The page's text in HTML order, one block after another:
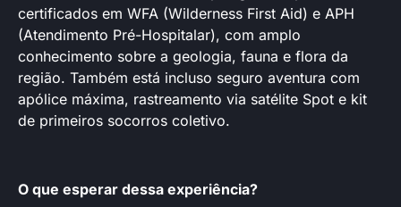
certificados em WFA (Wilderness First Aid) e APH
(Atendimento Pré-Hospitalar), com amplo
conhecimento sobre a geologia, fauna e flora da
região. Também está incluso seguro aventura com
apólice máxima, rastreamento via satélite Spot e kit
de primeiros socorros coletivo.
O que esperar dessa experiência?